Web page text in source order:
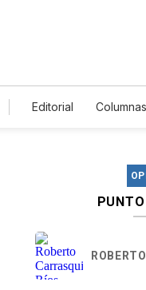
Editorial Columnas